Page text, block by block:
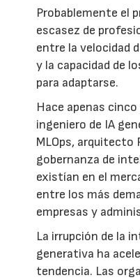
Probablemente el
escasez de
entre la velocidad
y la capacidad de
para adaptarse.
Hace apenas
ingeniero de IA
MLOps, arquitecto
gobernanza de
existían en el
entre los más
empresas y
La irrupción de la
generativa ha
tendencia. Las